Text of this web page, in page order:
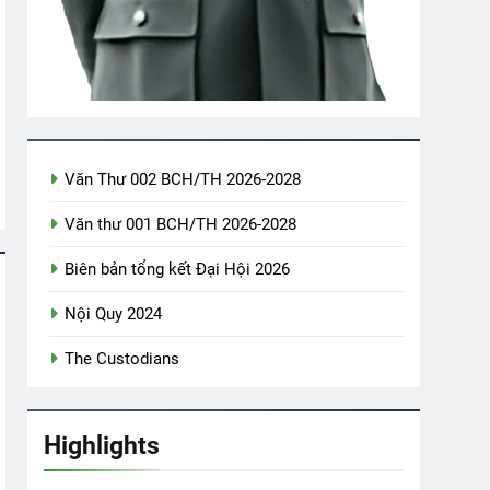
TUYẾT GIÁ (Robert Frost)
2 Years Ago 1 Year Ago
HÔN TRÊN BIỂN (Rabindranath Tagore)
Văn Thư 002 BCH/TH 2026-2028
Văn thư 001 BCH/TH 2026-2028
Biên bản tổng kết Đại Hội 2026
Nội Quy 2024
The Custodians
Highlights